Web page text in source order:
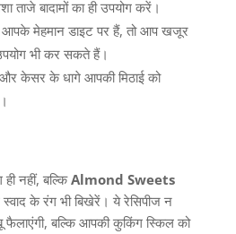
ताजे बादामों का ही उपयोग करें।
मेहमान डाइट पर हैं, तो आप खजूर
भी कर सकते हैं।
और केसर के धागे आपकी मिठाई को
ही नहीं, बल्किAlmond Sweets
के रंग भी बिखेरें। ये रेसिपीज न
बल्कि आपकी कुकिंग स्किल को